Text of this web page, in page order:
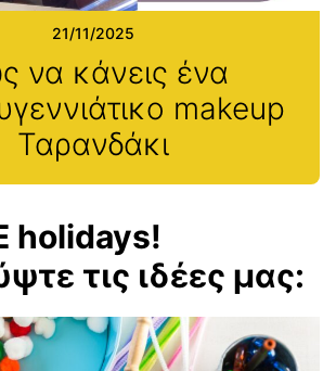
21/11/2025
να κάνεις ένα
makeup
Ταρανδάκι
holidays!
τις ιδέες μας: